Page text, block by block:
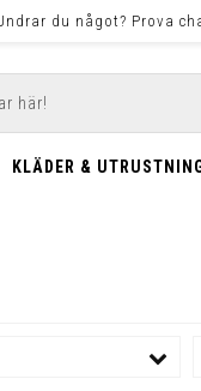
du något? Prova
KLÄDER &